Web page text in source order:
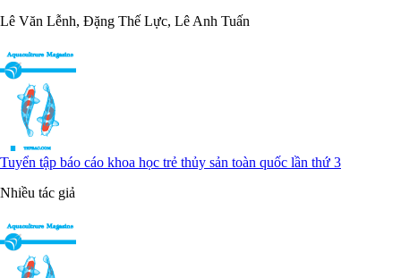
Lê Văn Lễnh, Đặng Thế Lực, Lê Anh Tuấn
Tuyển tập báo cáo khoa học trẻ thủy sản toàn quốc lần thứ 3
Nhiều tác giả